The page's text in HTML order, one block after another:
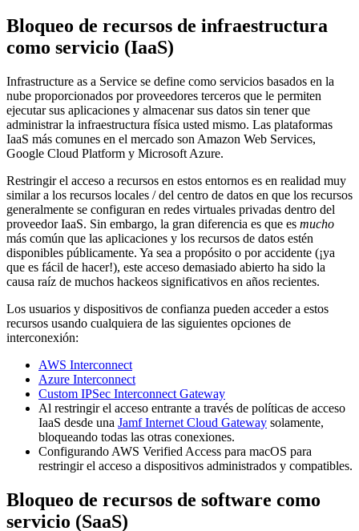
Bloqueo de recursos de infraestructura
como servicio (IaaS)
Infrastructure as a Service se define como servicios basados en la
nube proporcionados por proveedores terceros que le permiten
ejecutar sus aplicaciones y almacenar sus datos sin tener que
administrar la infraestructura física usted mismo. Las plataformas
IaaS más comunes en el mercado son Amazon Web Services,
Google Cloud Platform y Microsoft Azure.
Restringir el acceso a recursos en estos entornos es en realidad muy
similar a los recursos locales / del centro de datos en que los recursos
generalmente se configuran en redes virtuales privadas dentro del
proveedor IaaS. Sin embargo, la gran diferencia es que es mucho
más común que las aplicaciones y los recursos de datos estén
disponibles públicamente. Ya sea a propósito o por accidente (¡ya
que es fácil de hacer!), este acceso demasiado abierto ha sido la
causa raíz de muchos hackeos significativos en años recientes.
Los usuarios y dispositivos de confianza pueden acceder a estos
recursos usando cualquiera de las siguientes opciones de
interconexión:
AWS Interconnect
Azure Interconnect
Custom IPSec Interconnect Gateway
Al restringir el acceso entrante a través de políticas de acceso
IaaS desde una Jamf Internet Cloud Gateway solamente,
bloqueando todas las otras conexiones.
Configurando AWS Verified Access para macOS para
restringir el acceso a dispositivos administrados y compatibles.
Bloqueo de recursos de software como
servicio (SaaS)